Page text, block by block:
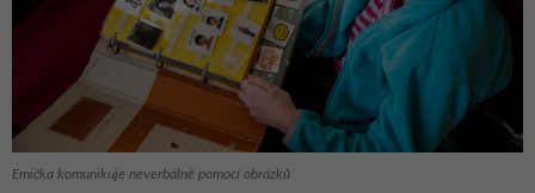
Emička komunikuje neverbálně pomocí obrázků